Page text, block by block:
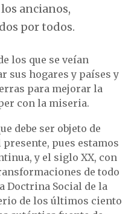
ancianos,
por todos.
los que se veían
sus hogares y países y
para mejorar la
con la miseria.
debe ser objeto de
pues estamos
y el siglo XX, con
de todo
Doctrina Social de la
de los últimos ciento